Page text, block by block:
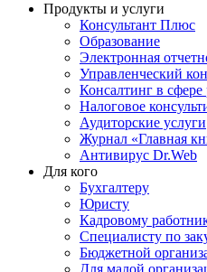
Продукты и услуги
Консультант Плюс
Образование
Электронная
Управленческий
Консалтинг в
Налоговое
Аудиторские услуги
Журнал «Главная
Антивирус Dr.Web
Для кого
Бухгалтеру
Юристу
Кадровому
Специалисту по
Бюджетной
Для малой